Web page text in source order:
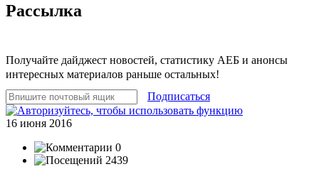
Рассылка
Получайте дайджест новостей, статистику АЕБ и анонсы
интересных материалов раньше остальных!
Подписаться
16 июня 2016
0
2439